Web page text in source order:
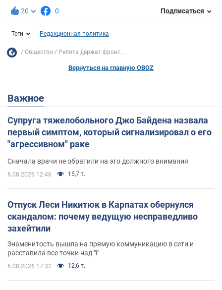
20 0 Подписаться
Теги Редакционная политика
Общество Ребята держат фронт...
Вернуться на главную OBOZ
Важное
Супруга тяжелобольного Джо Байдена назвала
первый симптом, который сигнализировал о его
"агрессивном" раке
Сначала врачи не обратили на это должного внимания
6.08.2026 12:46 15,7 т.
Отпуск Леси Никитюк в Карпатах обернулся
скандалом: почему ведущую несправедливо
захейтили
Знаменитость вышла на прямую коммуникацию в сети и
расставила все точки над "i"
6.08.2026 17:32 12,6 т.